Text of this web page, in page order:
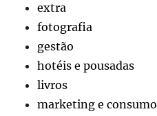
extra
fotografia
gestão
hotéis e pousadas
livros
marketing e consumo